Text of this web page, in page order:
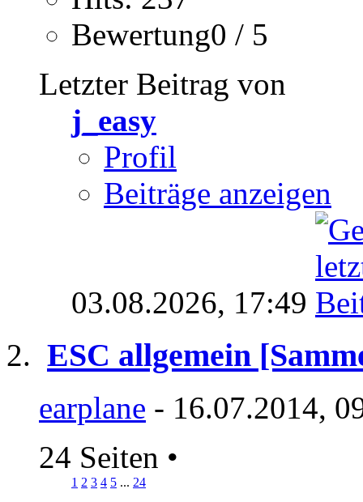
Bewertung0 / 5
Letzter Beitrag von
j_easy
Profil
Beiträge anzeigen
03.08.2026, 17:49
ESC allgemein
earplane - 16.07.2014,
24 Seiten •
1 2 3 4 5 ... 24